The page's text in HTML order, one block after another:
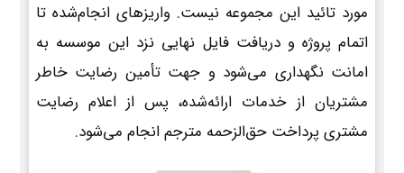
مورد تائید این مجموعه نیست. واریزهای انجام‌شده تا
اتمام پروژه و دریافت فایل نهایی نزد این موسسه به
امانت نگهداری می‌شود و جهت تأمین رضایت خاطر
مشتریان از خدمات ارائه‌شده، پس از اعلام رضایت
مشتری پرداخت حق‌الزحمه مترجم انجام می‌شود.